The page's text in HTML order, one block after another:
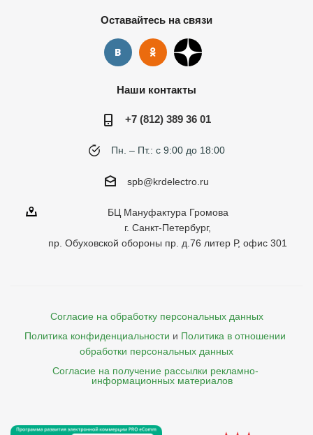
Оставайтесь на связи
Наши контакты
+7 (812) 389 36 01
Пн. – Пт.: с 9:00 до 18:00
spb@krdelectro.ru
БЦ Мануфактура Громова
г. Санкт-Петербург,
пр. Обуховской обороны пр. д.76 литер Р, офис 301
Согласие на обработку персональных данных
Политика конфиденциальности и Политика в отношении
обработки персональных данных
Согласие на получение рассылки рекламно-
    информационных материалов